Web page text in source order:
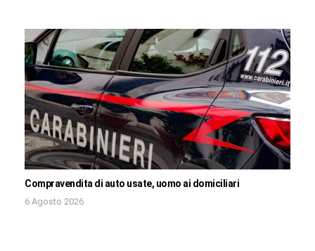
Compravendita di auto usate, uomo ai domiciliari
6 Agosto 2026